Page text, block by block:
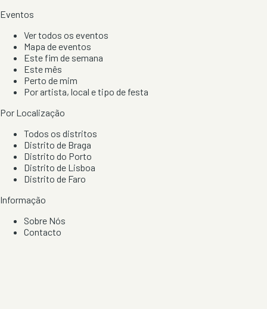
Eventos
Ver todos os eventos
Mapa de eventos
Este fim de semana
Este mês
Perto de mim
Por artista, local e tipo de festa
Por Localização
Todos os distritos
Distrito de Braga
Distrito do Porto
Distrito de Lisboa
Distrito de Faro
Informação
Sobre Nós
Contacto